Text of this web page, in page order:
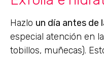
Hazlo un día antes de
especial atención en
tobillos, muñecas).